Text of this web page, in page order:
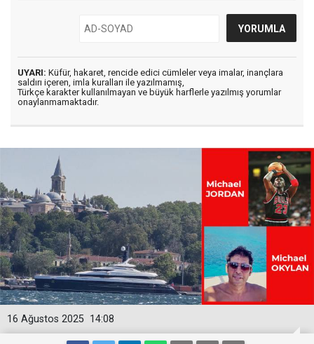
UYARI: Küfür, hakaret, rencide edici cümleler veya imalar, inançlara
saldırı içeren, imla kuralları ile yazılmamış,
Türkçe karakter kullanılmayan ve büyük harflerle yazılmış yorumlar
onaylanmamaktadır.
14:08
16 Ağustos 2025